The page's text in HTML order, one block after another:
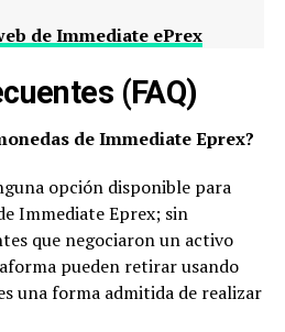
de Immediate ePrex
(FAQ)
de Immediate Eprex?
opción disponible para
Immediate Eprex; sin
que negociaron un activo
pueden retirar usando
una forma admitida de realizar